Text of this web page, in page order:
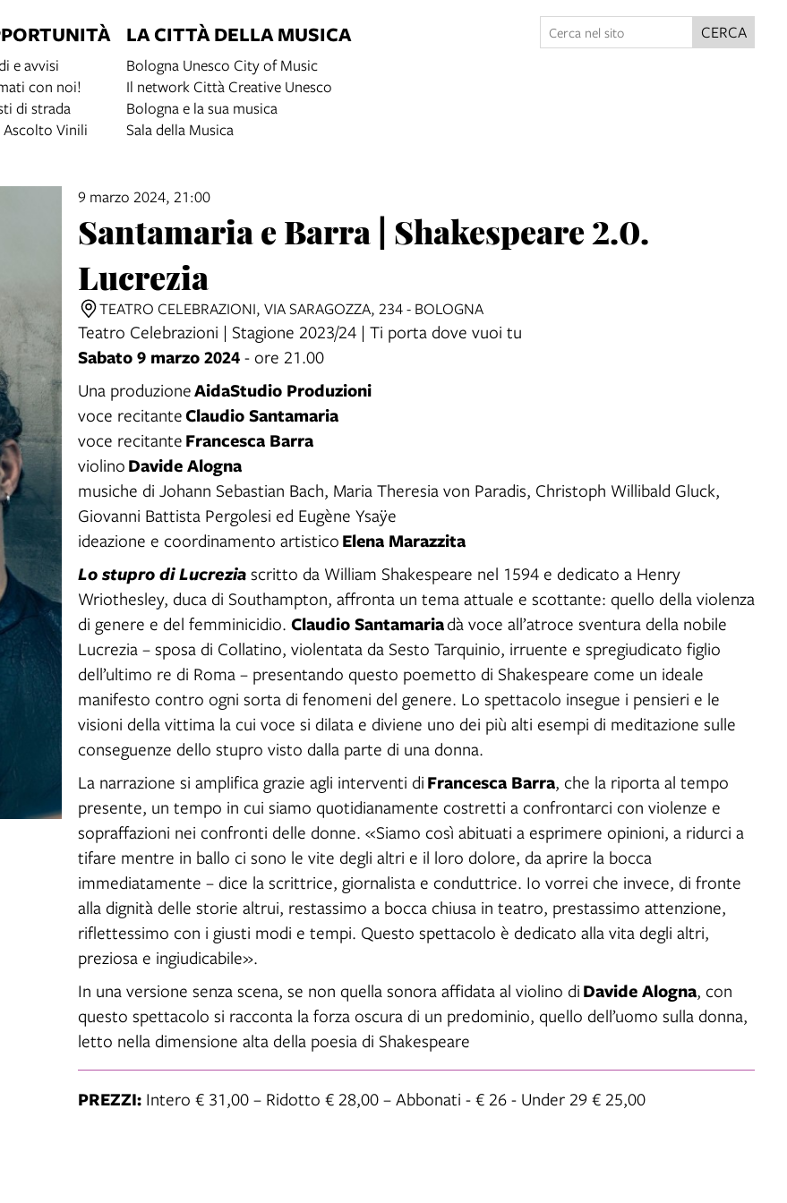
e avvisi
con noi!
di strada
Ascolto Vinili
LA CITTÀ DELLA MUSICA
Bologna Unesco City of Music
Il network Città Creative Unesco
Bologna e la sua musica
Sala della Musica
CERCA
9 marzo 2024, 21:00
Santamaria e Barra | Shakespeare 2.0.
Lucrezia
TEATRO CELEBRAZIONI, VIA SARAGOZZA, 234 - BOLOGNA
Teatro Celebrazioni | Stagione 2023/24 | Ti porta dove vuoi tu
Sabato 9 marzo 2024 - ore 21.00
Una produzioneAidaStudio Produzioni
voce recitanteClaudio Santamaria
voce recitante Francesca Barra
violino Davide Alogna
musiche di Johann Sebastian Bach, Maria Theresia von Paradis, Christoph Willibald Gluck,
Giovanni Battista Pergolesi ed Eugène Ysaÿe
ideazione e coordinamento artistico Elena Marazzita
Lo stupro di Lucrezia scritto da William Shakespeare nel 1594 e dedicato a Henry
Wriothesley, duca di Southampton, affronta un tema attuale e scottante: quello della violenza
di genere e del femminicidio. Claudio Santamariadà voce all’atroce sventura della nobile
Lucrezia – sposa di Collatino, violentata da Sesto Tarquinio, irruente e spregiudicato figlio
dell’ultimo re di Roma – presentando questo poemetto di Shakespeare come un ideale
manifesto contro ogni sorta di fenomeni del genere. Lo spettacolo insegue i pensieri e le
visioni della vittima la cui voce si dilata e diviene uno dei più alti esempi di meditazione sulle
conseguenze dello stupro visto dalla parte di una donna.
La narrazione si amplifica grazie agli interventi di Francesca Barra, che la riporta al tempo
presente, un tempo in cui siamo quotidianamente costretti a confrontarci con violenze e
sopraffazioni nei confronti delle donne. «Siamo così abituati a esprimere opinioni, a ridurci a
tifare mentre in ballo ci sono le vite degli altri e il loro dolore, da aprire la bocca
immediatamente – dice la scrittrice, giornalista e conduttrice. Io vorrei che invece, di fronte
alla dignità delle storie altrui, restassimo a bocca chiusa in teatro, prestassimo attenzione,
riflettessimo con i giusti modi e tempi. Questo spettacolo è dedicato alla vita degli altri,
preziosa e ingiudicabile».
In una versione senza scena, se non quella sonora affidata al violino di Davide Alogna, con
questo spettacolo si racconta la forza oscura di un predominio, quello dell’uomo sulla donna,
letto nella dimensione alta della poesia di Shakespeare
PREZZI: Intero € 31,00 – Ridotto € 28,00 – Abbonati - € 26 - Under 29 € 25,00